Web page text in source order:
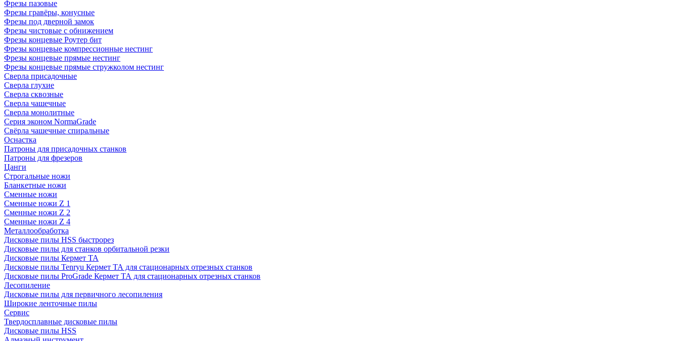
Фрезы пазовые
Фрезы гравёры, конусные
Фрезы под дверной замок
Фрезы чистовые с обнижением
Фрезы концевые Роутер бит
Фрезы концевые компрессионные нестинг
Фрезы концевые прямые нестинг
Фрезы концевые прямые стружколом нестинг
Сверла присадочные
Сверла глухие
Сверла сквозные
Сверла чашечные
Сверла монолитные
Серия эконом NormaGrade
Свёрла чашечные спиральные
Оснастка
Патроны для присадочных станков
Патроны для фрезеров
Цанги
Строгальные ножи
Бланкетные ножи
Сменные ножи
Сменные ножи Z 1
Сменные ножи Z 2
Сменные ножи Z 4
Металлообработка
Дисковые пилы HSS быстрорез
Дисковые пилы для станков орбитальной резки
Дисковые пилы Кермет ТА
Дисковые пилы Tenryu Кермет ТА для стационарных отрезных станков
Дисковые пилы ProGrade Кермет ТА для стационарных отрезных станков
Лесопиление
Дисковые пилы для первичного лесопиления
Широкие ленточные пилы
Сервис
Твердосплавные дисковые пилы
Дисковые пилы HSS